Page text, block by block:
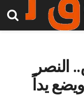
النصر
يداً